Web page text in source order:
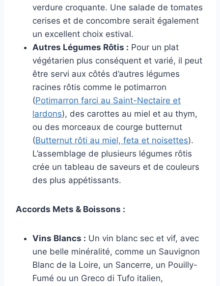
verdure croquante. Une salade de tomates
cerises et de concombre serait également
un excellent choix estival.
Autres Légumes Rôtis : Pour un plat
végétarien plus conséquent et varié, il peut
être servi aux côtés d’autres légumes
racines rôtis comme le potimarron
(Potimarron farci au Saint-Nectaire et
lardons), des carottes au miel et au thym,
ou des morceaux de courge butternut
(Butternut rôti au miel, feta et noisettes).
L’assemblage de plusieurs légumes rôtis
crée un tableau de saveurs et de couleurs
des plus appétissants.
Accords Mets & Boissons :
Vins Blancs : Un vin blanc sec et vif, avec
une belle minéralité, comme un Sauvignon
Blanc de la Loire, un Sancerre, un Pouilly-
Fumé ou un Greco di Tufo italien,